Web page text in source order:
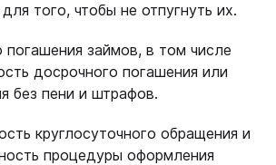
того, чтобы не отпугнуть их.
погашения займов, в том числе
досрочного погашения или
без пени и штрафов.
круглосуточного обращения и
процедуры оформления